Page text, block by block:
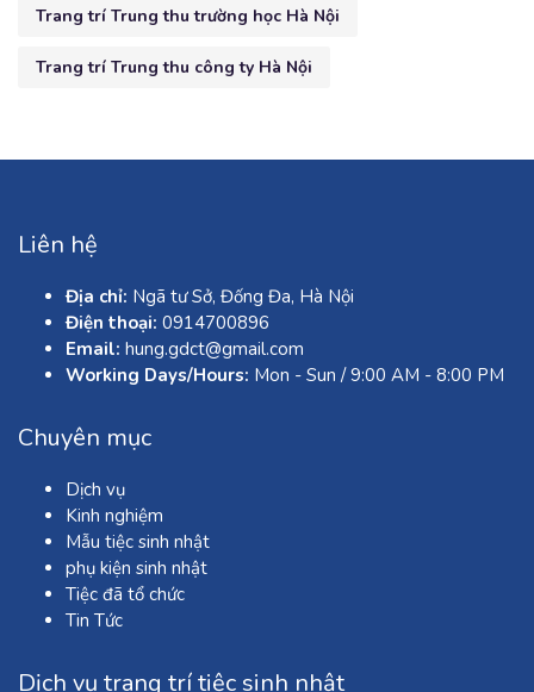
Trang trí Trung thu trường học Hà Nội
Trang trí Trung thu công ty Hà Nội
Liên hệ
Địa chỉ: Ngã tư Sở, Đống Đa, Hà Nội
Điện thoại: 0914700896
Email: hung.gdct@gmail.com
Working Days/Hours: Mon - Sun / 9:00 AM - 8:00 PM
Chuyên mục
Dịch vụ
Kinh nghiệm
Mẫu tiệc sinh nhật
phụ kiện sinh nhật
Tiệc đã tổ chức
Tin Tức
Dịch vụ trang trí tiệc sinh nhật